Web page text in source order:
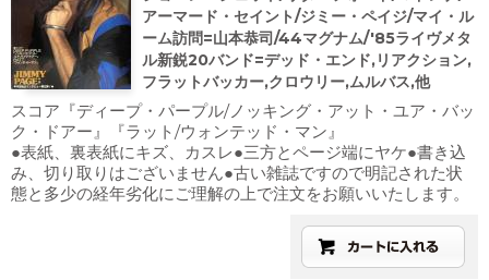
アーマード・セイント/ジミー・ペイジ/マイ・ル
ーム訪問=山本恭司/44マグナム/'85ライヴメタ
ル新鋭20バンド=デッド・エンド,リアクション,
フラットバッカー,クロウリー,ムルバス,他
スコア『ディープ・パープル/ノッキング・アット・ユア・バッ
ク・ドアー』『ラット/ウォンテッド・マン』
●表紙、裏表紙にキズ、カスレ●三方とページ端にヤケ●書き込
み、切り取りはございません●古い雑誌ですので明記された状
態と多少の経年劣化にご理解の上で注文をお願いいたします。